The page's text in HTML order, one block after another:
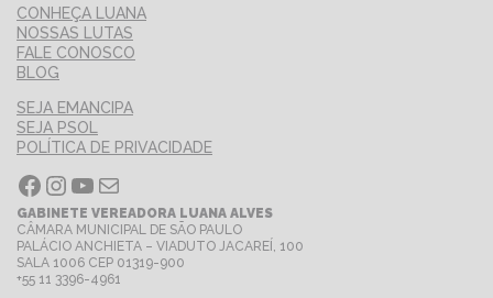
CONHEÇA LUANA
NOSSAS LUTAS
FALE CONOSCO
BLOG
SEJA EMANCIPA
SEJA PSOL
POLÍTICA DE PRIVACIDADE
Facebook InstagramYoutube E-mail
GABINETE VEREADORA LUANA ALVES
CÂMARA MUNICIPAL DE SÃO PAULO
PALÁCIO ANCHIETA – VIADUTO JACAREÍ, 100
SALA 1006 CEP 01319-900
+55 11 3396-4961